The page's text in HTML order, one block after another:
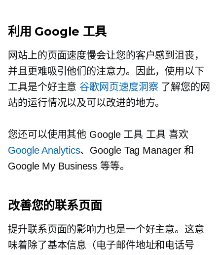
利用 Google 工具
网站上的页面速度慢会让您的客户感到沮丧，
并且更难吸引他们的注意力。因此，使用以下
工具是个好主意 谷歌网页速度洞察 了解您的网
站的运行情况以及可以改进的地方。
您还可以使用其他 Google 工具 工具 喜欢
Google Analytics、Google Tag Manager 和
Google My Business 等等。
改善您的联系页面
提升联系页面的影响力也是一个好主意。这意
味着除了基本信息（电子邮件地址和电话号